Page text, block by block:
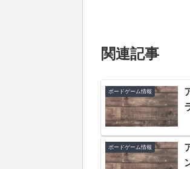
関連記事
ボードゲーム情報
ボードゲーム情報